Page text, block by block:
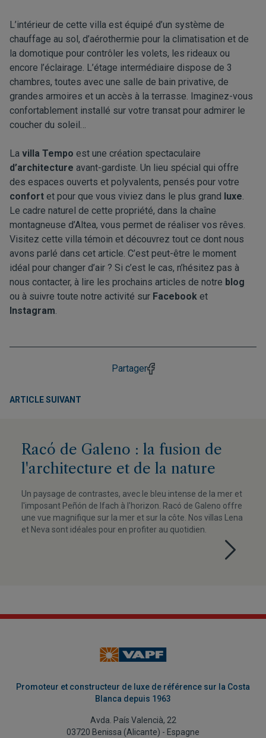
L’intérieur de cette villa est équipé d’un système de
chauffage au sol, d’aérothermie pour la climatisation et de
la domotique pour contrôler les volets, les rideaux ou
encore l’éclairage. L’étage intermédiaire dispose de 3
chambres, toutes avec une salle de bain privative, de
grandes armoires et un accès à la terrasse. Imaginez-vous
confortablement installé sur votre transat pour admirer le
coucher du soleil…
La villa Tempo est une création spectaculaire
d’architecture avant-gardiste. Un lieu spécial qui offre
des espaces ouverts et polyvalents, pensés pour votre
confort et pour que vous viviez dans le plus grand luxe
Le cadre naturel de cette propriété, dans la chaîne
montagneuse d’Altea, vous permet de réaliser vos rêves.
Visitez cette villa témoin et découvrez tout ce dont nous
avons parlé dans cet article. C’est peut-être le moment
idéal pour changer d’air ? Si c’est le cas, n’hésitez pas à
nous contacter, à lire les prochains articles de notre blog
ou à suivre toute notre activité sur Facebook et
Instagram
Partager
ARTICLE SUIVANT
Racó de Galeno : la fusion de
l'architecture et de la nature
Un paysage de contrastes, avec le bleu intense de la mer et
l'imposant Peñón de Ifach à l'horizon. Racó de Galeno offre
une vue magnifique sur la mer et sur la côte. Nos villas Lena
et Neva sont idéales pour en profiter au quotidien.
Promoteur et constructeur de luxe de référence sur la Costa
Blanca depuis 1963
Avda. País Valencià, 22
03720 Benissa (Alicante) - Espagne